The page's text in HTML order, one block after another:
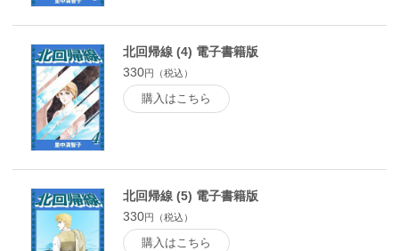
北回帰線 (4) 電子書籍版
330円（税込）
購入はこちら
北回帰線 (5) 電子書籍版
330円（税込）
購入はこちら